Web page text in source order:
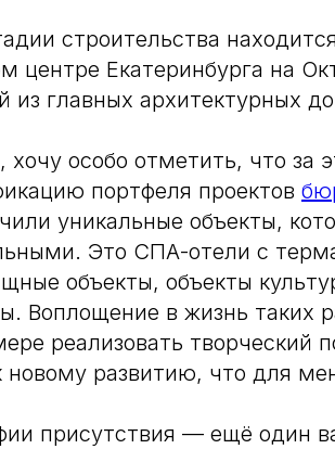
строительства
центре Екатеринбурга на
из главных архитектурных
хочу особо отметить, что за
портфеля проектов
уникальные объекты,
Это СПА-отели с
объекты, объекты
Воплощение в жизнь таких
реализовать творческий
новому развитию, что для
присутствия — ещё один